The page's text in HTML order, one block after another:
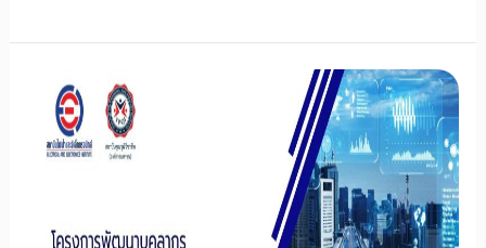
ระบบ
อัตโนมัติ
ระดับ